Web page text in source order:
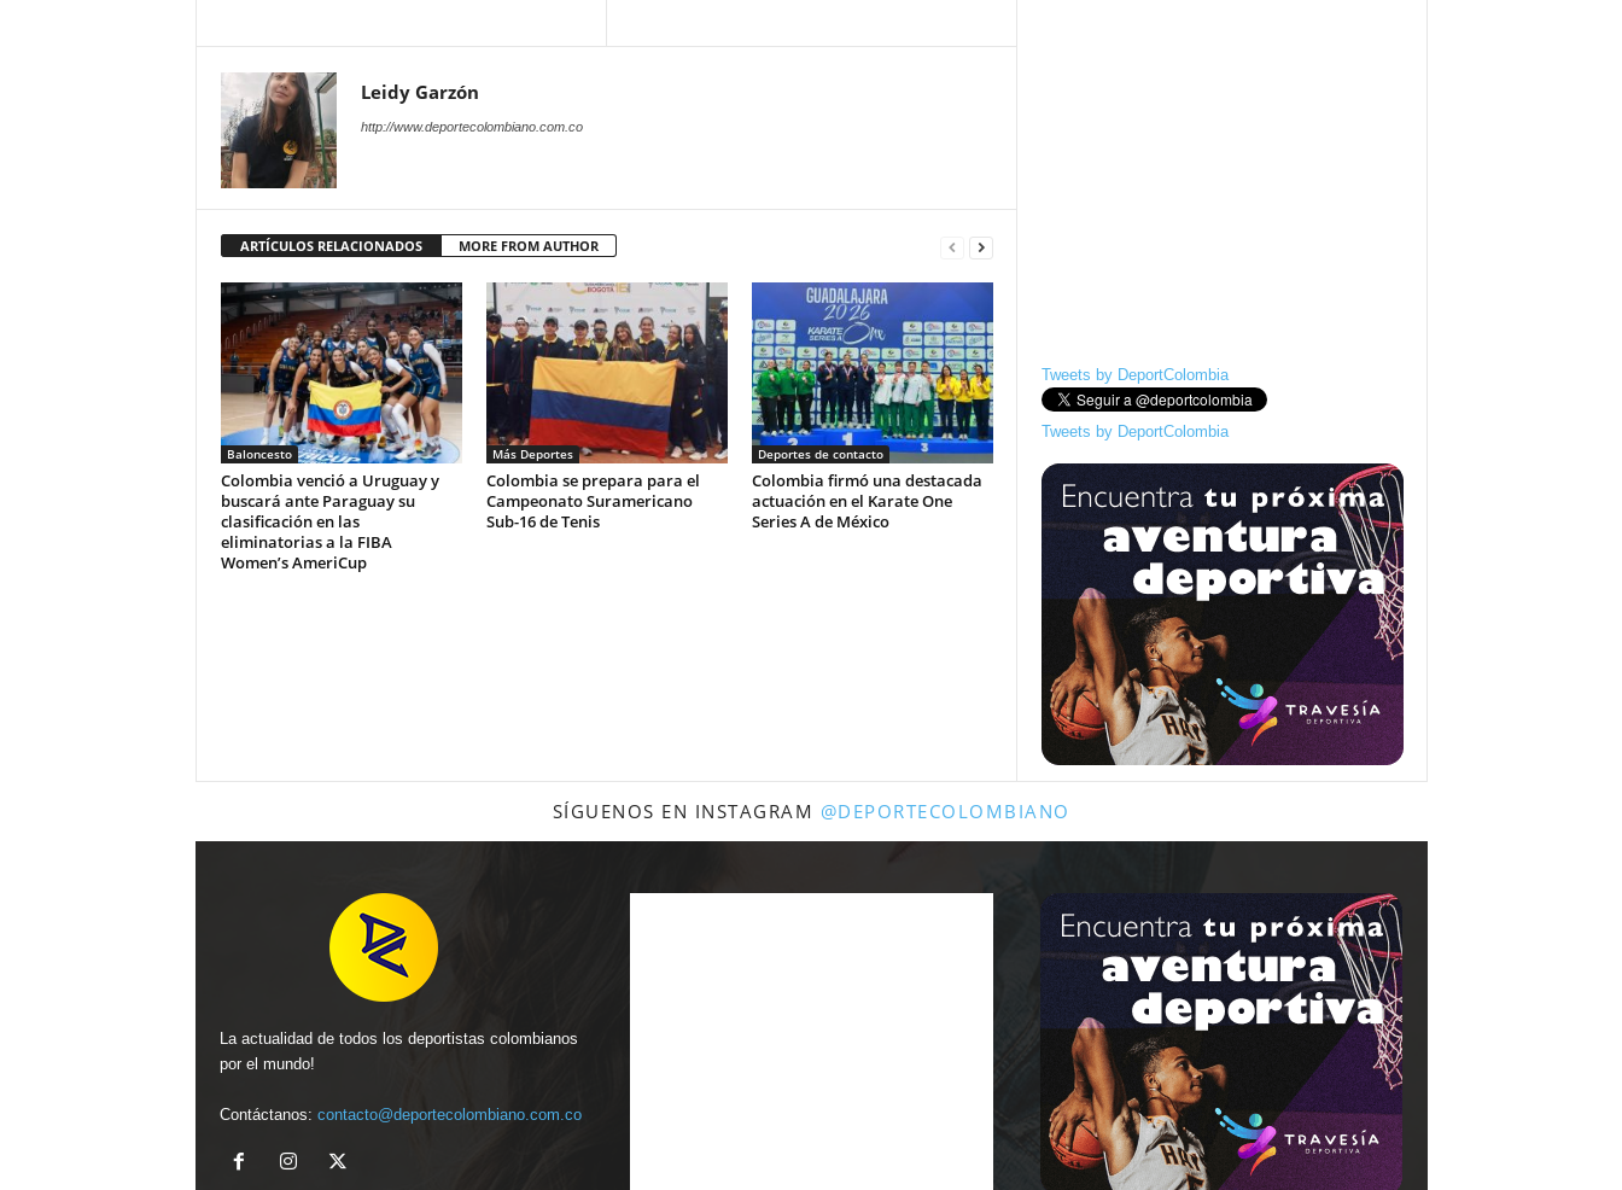
Leidy Garzón
http://www.deportecolombiano.com.co
ARTÍCULOS RELACIONADOS MORE FROM AUTHOR
Baloncesto
Colombia venció a Uruguay y
buscará ante Paraguay su
clasificación en las
eliminatorias a la FIBA
Women’s AmeriCup
Más Deportes
Colombia se prepara para el
Campeonato Suramericano
Sub-16 de Tenis
Deportes de contacto
Colombia firmó una destacada
actuación en el Karate One
Series A de México
Tweets by DeportColombia
Tweets by DeportColombia
SÍGUENOS EN INSTAGRAM @DEPORTECOLOMBIANO
La actualidad de todos los deportistas colombianos
por el mundo!
Contáctanos: contacto@deportecolombiano.com.co